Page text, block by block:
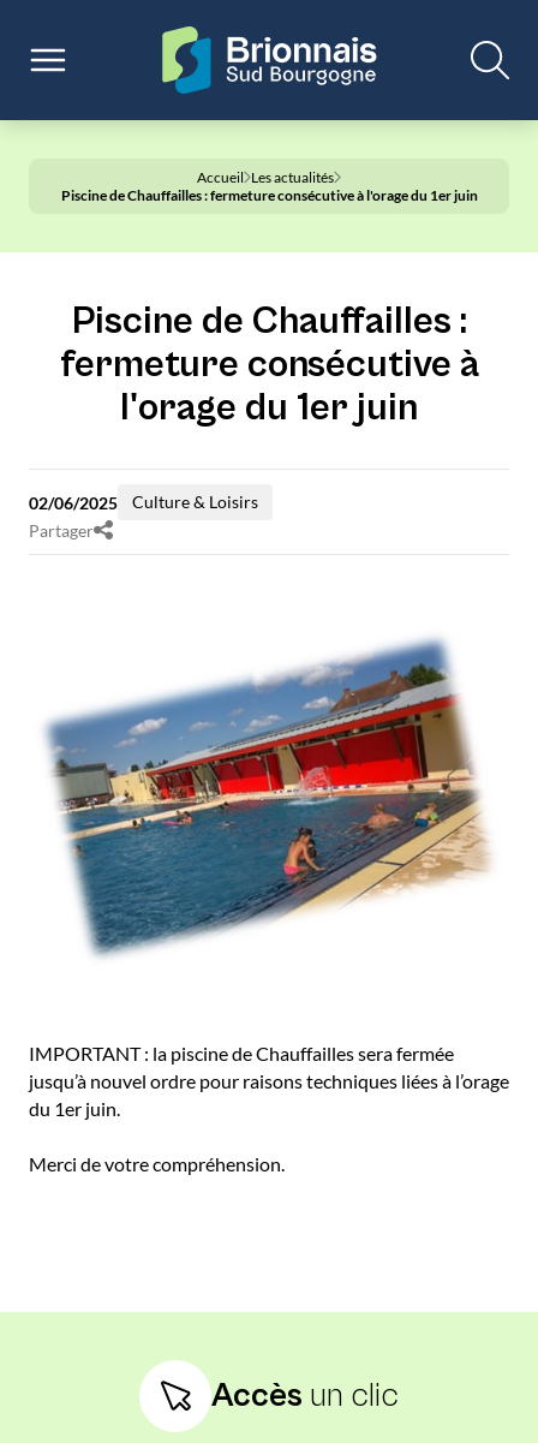
Accueil Les actualités
Piscine de Chauffailles : fermeture consécutive à l'orage du 1er juin
Piscine de Chauffailles :
fermeture consécutive à
l'orage du 1er juin
02/06/2025
Culture & Loisirs
Partager
IMPORTANT : la piscine de Chauffailles sera fermée
jusqu’à nouvel ordre pour raisons techniques liées à l’orage
du 1er juin.
Merci de votre compréhension.
Accès un clic